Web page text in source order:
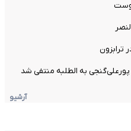
ترابزون
به الطلبه منتفی شد
آرشیو